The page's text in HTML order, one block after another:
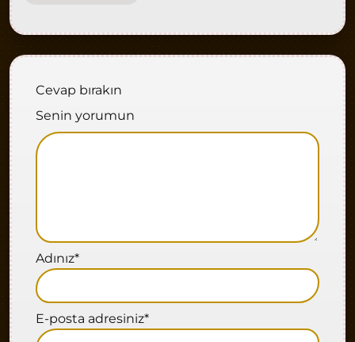
Cevap bırakın
Senin yorumun
Adınız*
E-posta adresiniz*